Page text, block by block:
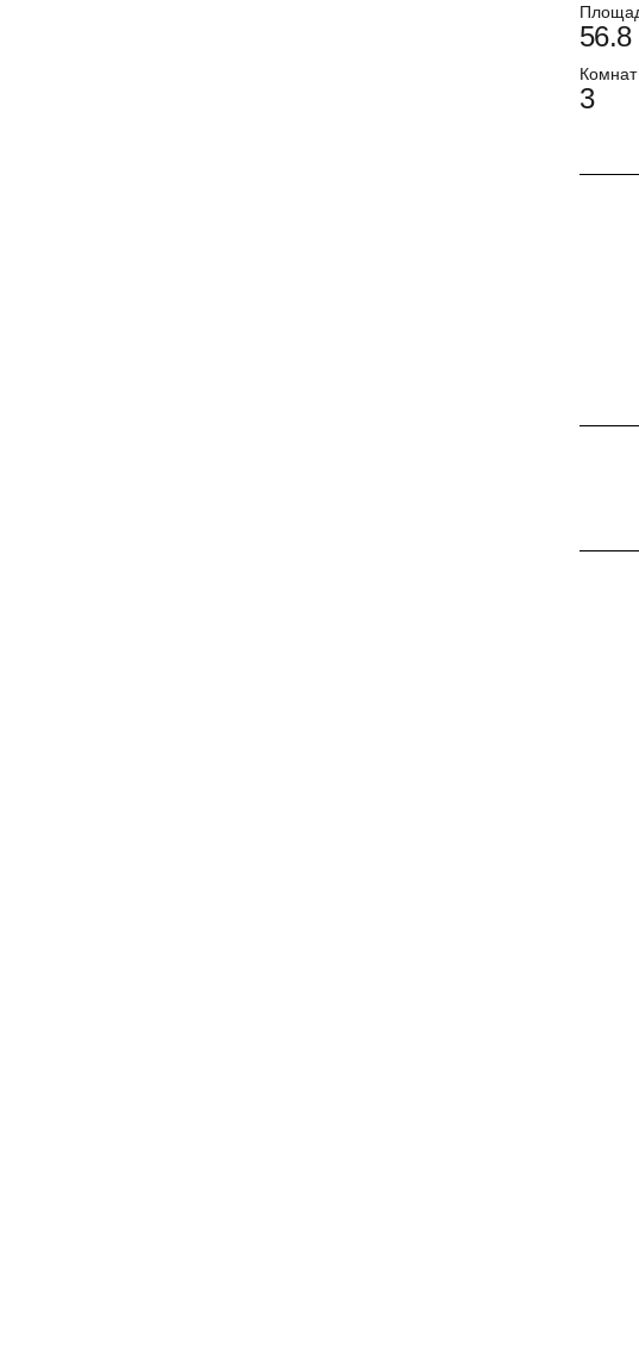
56.8
Комнат
3